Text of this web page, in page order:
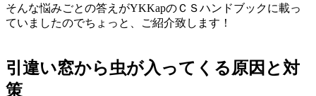
そんな悩みごとの答えがYKKapのＣＳハンドブックに載っ
ていましたのでちょっと、ご紹介致します！
引違い窓から虫が入ってくる原因と対
策